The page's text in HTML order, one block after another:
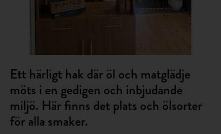
Ett härligt hak där öl och matglädje
möts i en gedigen och inbjudande
miljö. Här finns det plats och ölsorter
för alla smaker.